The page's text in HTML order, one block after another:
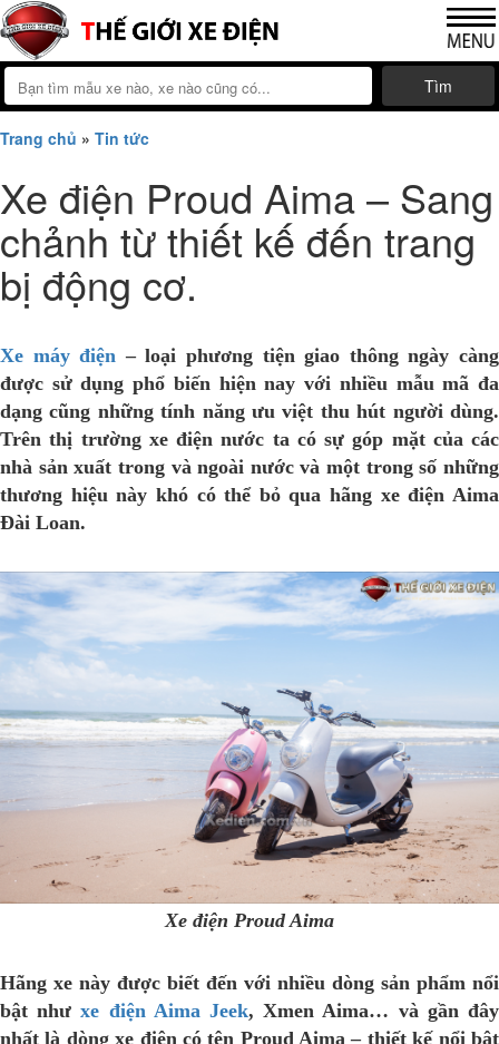
Tìm
Trang chủ » Tin tức
Xe điện Proud Aima – Sang
chảnh từ thiết kế đến trang
bị động cơ.
Xe máy điện – loại phương tiện giao thông ngày càng
được sử dụng phổ biến hiện nay với nhiều mẫu mã đa
dạng cũng những tính năng ưu việt thu hút người dùng.
Trên thị trường xe điện nước ta có sự góp mặt của các
nhà sản xuất trong và ngoài nước và một trong số những
thương hiệu này khó có thể bỏ qua hãng xe điện Aima
Đài Loan.
Xe điện Proud Aima
Hãng xe này được biết đến với nhiều dòng sản phẩm nổi
bật nhưxe điện Aima Jeek, Xmen Aima… và gần đây
nhất là dòng xe điện có tên Proud Aima – thiết kế nổi bật